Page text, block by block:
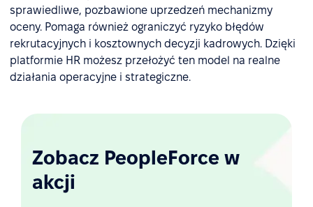
sprawiedliwe, pozbawione uprzedzeń mechanizmy
oceny. Pomaga również ograniczyć ryzyko błędów
rekrutacyjnych i kosztownych decyzji kadrowych. Dzięki
platformie HR możesz przełożyć ten model na realne
działania operacyjne i strategiczne.
Zobacz PeopleForce w
akcji